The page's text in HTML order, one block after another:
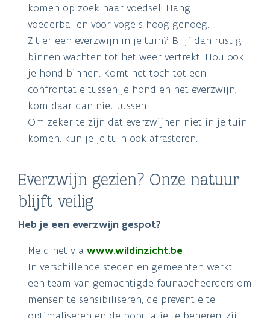
komen op zoek naar voedsel. Hang
voederballen voor vogels hoog genoeg.
Zit er een everzwijn in je tuin? Blijf dan rustig
binnen wachten tot het weer vertrekt. Hou ook
je hond binnen. Komt het toch tot een
confrontatie tussen je hond en het everzwijn,
kom daar dan niet tussen.
Om zeker te zijn dat everzwijnen niet in je tuin
komen, kun je je tuin ook afrasteren.
Everzwijn gezien? Onze natuur
blijft veilig
Heb je een everzwijn gespot?
Meld het via www.wildinzicht.be
In verschillende steden en gemeenten werkt
een team van gemachtigde faunabeheerders om
mensen te sensibiliseren, de preventie te
optimaliseren en de populatie te beheren. Zij